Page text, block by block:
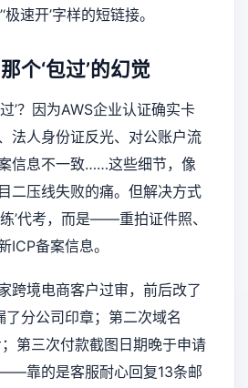
极速开’字样的短链接。
个‘包过’的幻觉
’？因为AWS企业认证确实卡
法人身份证反光、对公账户流
信息不一致……这些细节，像
二压线失败的痛。但解决方式
’代考，而是——重拍证件照、
ICP备案信息。
跨境电商客户过审，前后改了
分公司印章；第二次域名
第三次付款截图日期晚于申请
靠的是客服耐心回复13条邮